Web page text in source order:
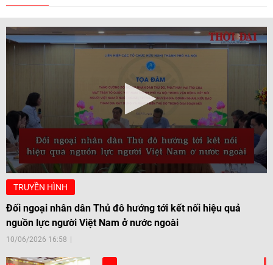
TRUYỀN HÌNH
Đối ngoại nhân dân Thủ đô hướng tới kết nối hiệu quả
nguồn lực người Việt Nam ở nước ngoài
10/06/2026 16:58